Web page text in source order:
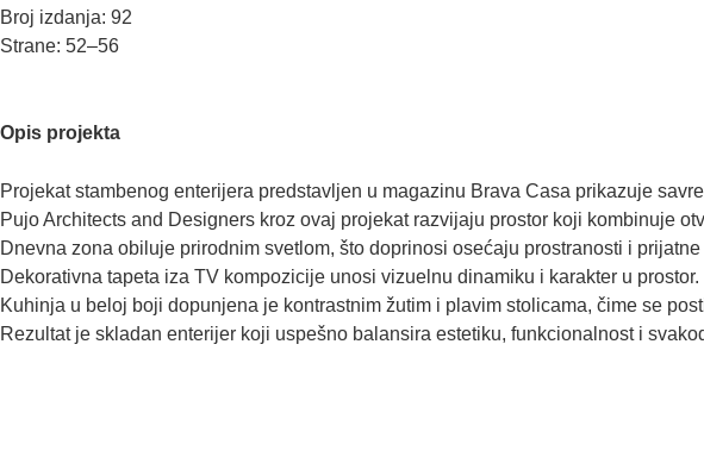
Broj izdanja: 92
Strane: 52–56
Opis projekta
Projekat stambenog enterijera predstavljen u magazinu Brava Casa prikazuje
Pujo Architects and Designers kroz ovaj projekat razvijaju prostor koji kombinuje
Dnevna zona obiluje prirodnim svetlom, što doprinosi osećaju prostranosti i prijatne
Dekorativna tapeta iza TV kompozicije unosi vizuelnu dinamiku i karakter u prostor.
Kuhinja u beloj boji dopunjena je kontrastnim žutim i plavim stolicama, čime se
Rezultat je skladan enterijer koji uspešno balansira estetiku, funkcionalnost i